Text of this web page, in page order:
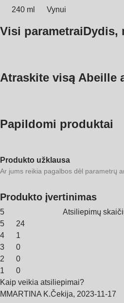
240 ml
Vynui
Visi parametraiDydis,
Atraskite visą Abeille
Papildomi produktai
Produkto užklausa
Ar jums reikia pagalbos dėl parametrų
Produkto įvertinimas
5 Atsiliepimų
5
24
4
1
3
0
2
0
1
0
Kaip veikia atsiliepimai?
M MARTINA K.Čekija, 2023‑11‑17